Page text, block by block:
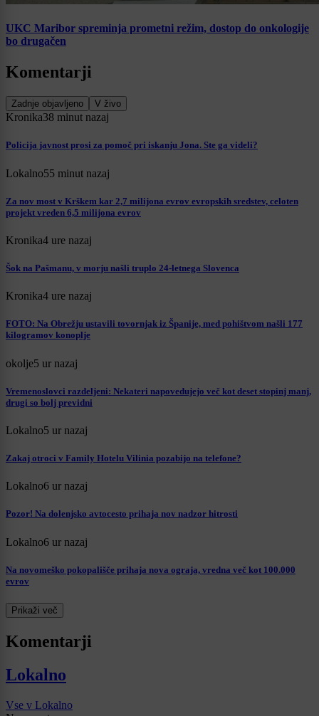
UKC Maribor spreminja prometni režim, dostop do onkologije
bo drugačen
Komentarji
Zadnje objavljeno V živo
Kronika38 minut nazaj
Policija javnost prosi za pomoč pri iskanju Jona. Ste ga videli?
Lokalno55 minut nazaj
Za nov most v Krškem kar 2,7 milijona evrov evropskih sredstev, celoten
projekt vreden 6,5 milijona evrov
Kronika4 ure nazaj
Šok na Pašmanu, v morju našli truplo 24-letnega Slovenca
Kronika4 ure nazaj
FOTO: Na Obrežju ustavili tovornjak iz Španije, med pohištvom našli 177
kilogramov konoplje
okolje5 ur nazaj
Vremenoslovci razdeljeni: Nekateri napovedujejo več kot deset stopinj manj,
drugi so bolj previdni
Lokalno5 ur nazaj
Zakaj otroci v Family Hotelu Vilinia pozabijo na telefone?
Lokalno6 ur nazaj
Pozor! Na dolenjsko avtocesto prihaja nov nadzor hitrosti
Lokalno6 ur nazaj
Na novomeško pokopališče prihaja nova ograja, vredna več kot 100.000
evrov
Prikaži več
Komentarji
Lokalno
Vse v Lokalno